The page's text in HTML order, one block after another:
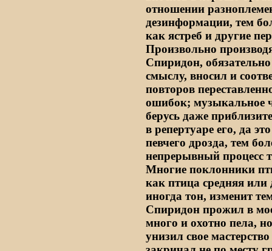
отношении
дезинформации, тем
как ястреб и другие
Произвольно
Спиридон,
смыслу, вносил и
повторов
ошибок; музыкальное
берусь даже
в репертуаре его, да
певчего дрозда, тем
непрерывный процесс
Многие поклонники
как птица средняя или
иногда тон, изменит
Спиридон прожил в
много и охотно пела,
унизил свое